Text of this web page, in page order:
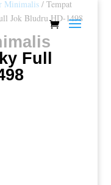
Minimalis/ Tempat
Jok Bludru HD-1498
Full